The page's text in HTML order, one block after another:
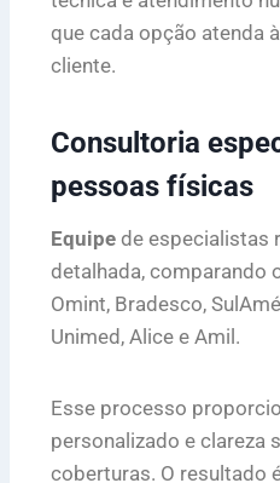
que cada opção atenda
cliente.
Consultoria
pessoas físicas
Equipe de especialistas
detalhada, comparando
Omint, Bradesco,
Unimed, Alice e Amil.
Esse processo
personalizado e clareza
coberturas. O resultado